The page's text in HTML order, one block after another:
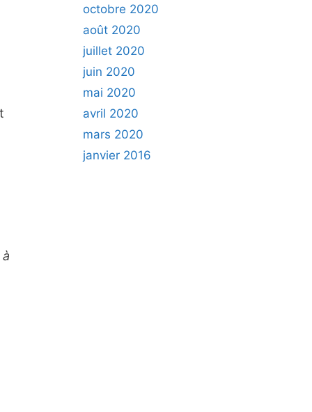
octobre 2020
août 2020
juillet 2020
juin 2020
mai 2020
avril 2020
mars 2020
janvier 2016